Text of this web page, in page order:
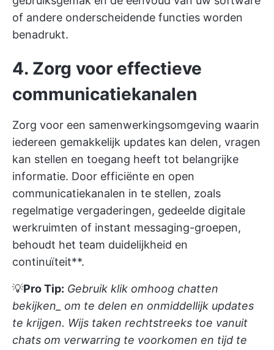
of andere onderscheidende functies worden
benadrukt.
4. Zorg voor effectieve
communicatiekanalen
Zorg voor een samenwerkingsomgeving waarin
iedereen gemakkelijk updates kan delen, vragen
kan stellen en toegang heeft tot belangrijke
informatie. Door efficiënte en open
communicatiekanalen in te stellen, zoals
regelmatige vergaderingen, gedeelde digitale
werkruimten of instant messaging-groepen,
behoudt het team duidelijkheid en
continuïteit**.
💡Pro Tip: Gebruik klik omhoog chatten
bekijken_
om te delen en onmiddellijk updates
te krijgen. Wijs taken rechtstreeks toe vanuit
chats om verwarring te voorkomen en tijd te